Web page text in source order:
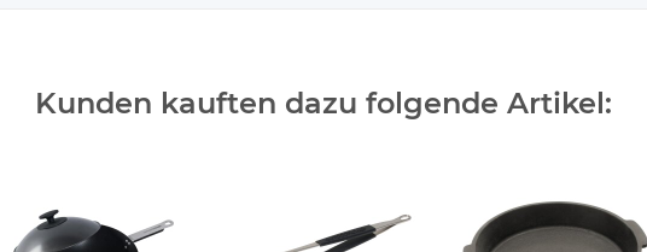
Kunden kauften dazu folgende Artikel: